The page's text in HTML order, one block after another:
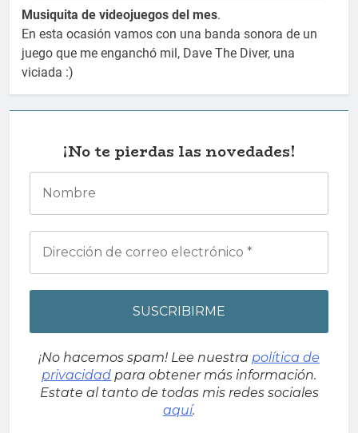
Musiquita de videojuegos del mes.
En esta ocasión vamos con una banda sonora de un
juego que me enganchó mil, Dave The Diver, una
viciada :)
¡No te pierdas las novedades!
¡No hacemos spam! Lee nuestra política de
privacidad para obtener más información.
Estate al tanto de todas mis redes sociales
aquí.